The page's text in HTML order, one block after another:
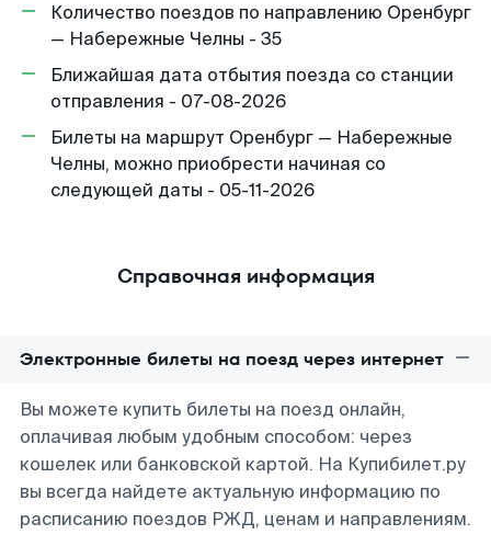
Количество поездов по направлению Оренбург
— Набережные Челны - 35
Ближайшая дата отбытия поезда со станции
отправления - 07-08-2026
Билеты на маршрут Оренбург — Набережные
Челны, можно приобрести начиная со
следующей даты - 05-11-2026
Справочная информация
Электронные билеты на поезд через интернет
Вы можете купить билеты на поезд онлайн,
оплачивая любым удобным способом: через
кошелек или банковской картой. На Купибилет.ру
вы всегда найдете актуальную информацию по
расписанию поездов РЖД, ценам и направлениям.